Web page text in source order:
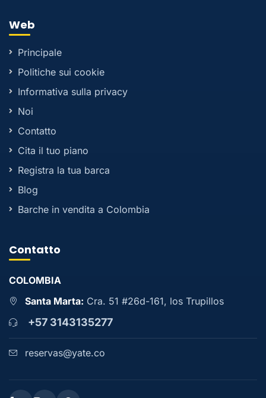
Web
Principale
Politiche sui cookie
Informativa sulla privacy
Noi
Contatto
Cita il tuo piano
Registra la tua barca
Blog
Barche in vendita a Colombia
Contatto
COLOMBIA
Santa Marta: Cra. 51 #26d-161, los Trupillos
+57 3143135277
reservas@yate.co